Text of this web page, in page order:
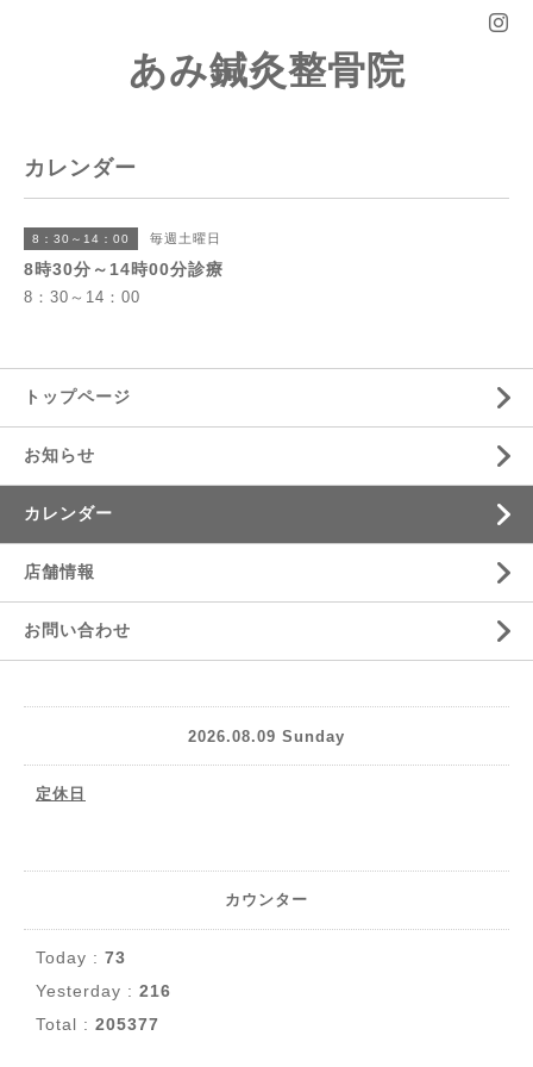
あみ鍼灸整骨院
カレンダー
8：30～14：00 毎週土曜日
8時30分～14時00分診療
8：30～14：00
トップページ
お知らせ
カレンダー
店舗情報
お問い合わせ
2026.08.09 Sunday
定休日
カウンター
Today : 73
Yesterday : 216
Total : 205377